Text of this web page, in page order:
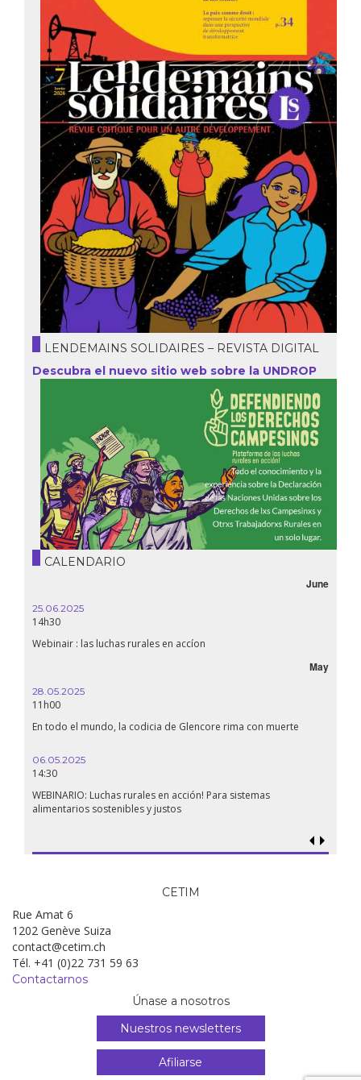
LENDEMAINS SOLIDAIRES – REVISTA DIGITAL
Descubra el nuevo sitio web sobre la UNDROP
CALENDARIO
June
25.06.2025
14h30
Webinair : las luchas rurales en accíon
May
28.05.2025
11h00
En todo el mundo, la codicia de Glencore rima con muerte
06.05.2025
14:30
WEBINARIO: Luchas rurales en acción! Para sistemas
alimentarios sostenibles y justos
CETIM
Rue Amat 6
1202 Genève Suiza
contact@cetim.ch
Tél. +41 (0)22 731 59 63
Contactarnos
Únase a nosotros
Nuestros newsletters
Afiliarse